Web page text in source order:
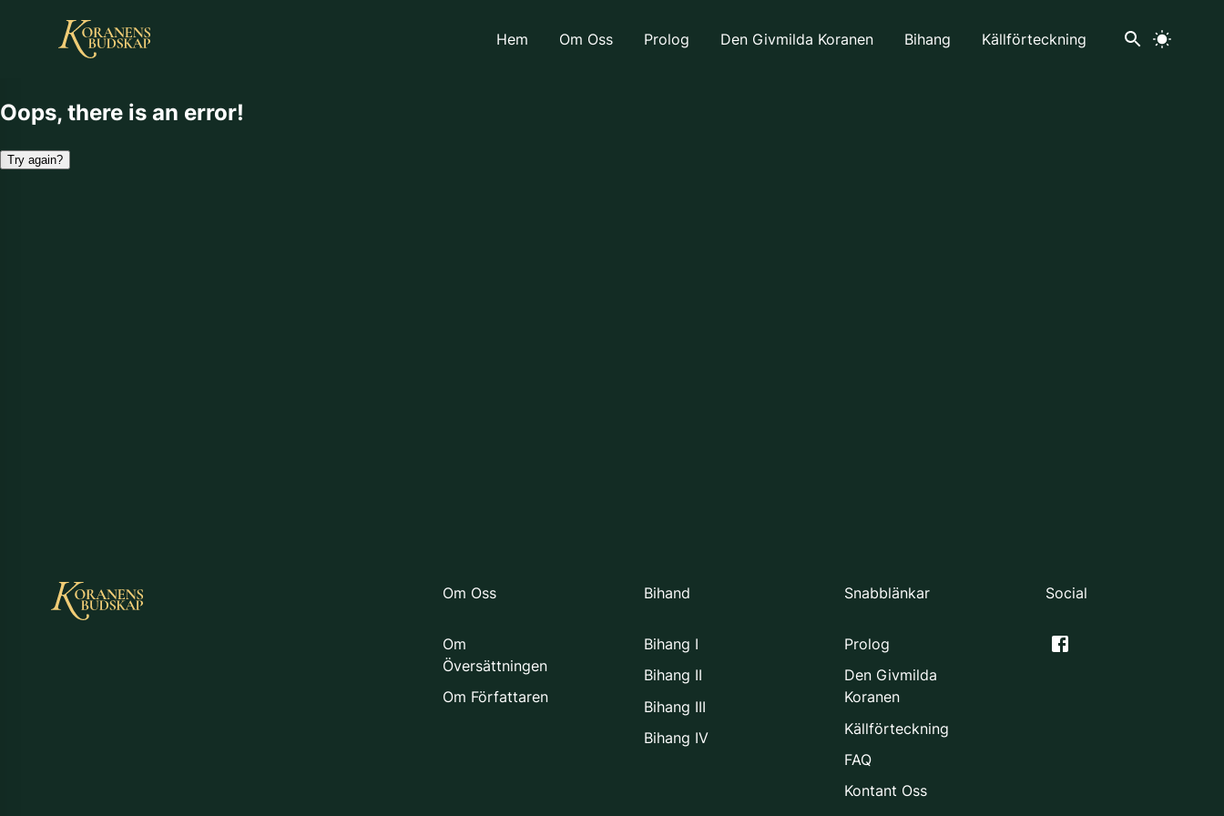
Hem Om Oss Prolog Den Givmilda Koranen Bihang Källförteckning
Oops, there is an error!
Try again?
Om Oss
Om
Översättningen
Om Författaren
Bihand
Bihang I
Bihang II
Bihang III
Bihang IV
Snabblänkar
Prolog
Den Givmilda
Koranen
Källförteckning
FAQ
Kontant Oss
Social